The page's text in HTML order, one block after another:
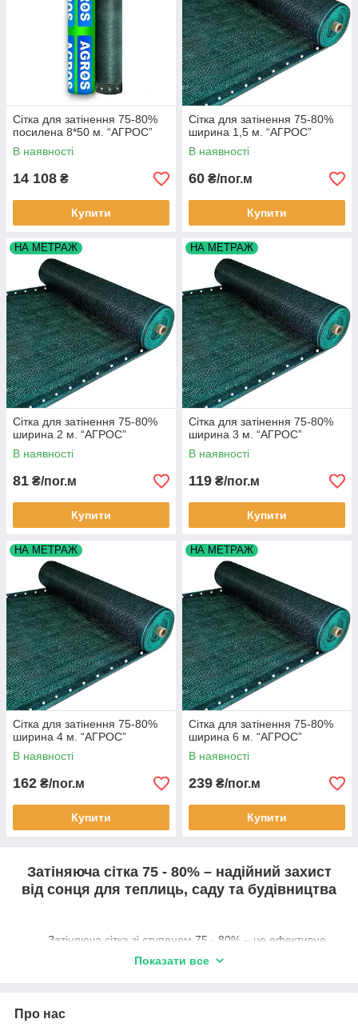
Сітка для затінення 75-80%
посилена 8*50 м. “AГРОС”
В наявності
14 108 ₴
Купити
Сітка для затінення 75-80%
ширина 1,5 м. “AГРОС”
В наявності
60 ₴/пог.м
Купити
НА МЕТРАЖ
Сітка для затінення 75-80%
ширина 2 м. “AГРОС”
В наявності
81 ₴/пог.м
Купити
НА МЕТРАЖ
Сітка для затінення 75-80%
ширина 3 м. “AГРОС”
В наявності
119 ₴/пог.м
Купити
НА МЕТРАЖ
Сітка для затінення 75-80%
ширина 4 м. “AГРОС”
В наявності
162 ₴/пог.м
Купити
НА МЕТРАЖ
Сітка для затінення 75-80%
ширина 6 м. “AГРОС”
В наявності
239 ₴/пог.м
Купити
Затіняюча сітка 75 - 80% – надійний захист
від сонця для теплиць, саду та будівництва
Затіняюча сітка зі ступенем 75 - 80% – це ефективне
рішення для тих, хто шукає оптимальний баланс між світлом і
Показати все
Про нас